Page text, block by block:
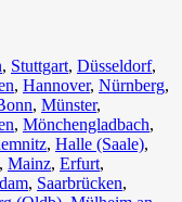
, Stuttgart, Düsseldorf,
, Hannover, Nürnberg,
, Münster⁠,
, Mönchengladbach⁠,
, Halle (Saale)⁠,
, Mainz⁠, Erfurt,
, Saarbrücken⁠,